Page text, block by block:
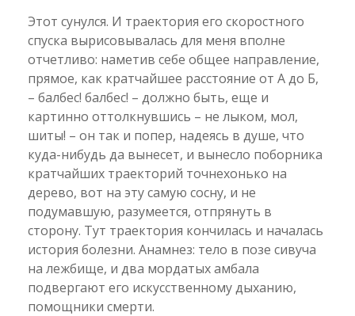
Этот сунулся. И траектория его скоростного
спуска вырисовывалась для меня вполне
отчетливо: наметив себе общее направление,
прямое, как кратчайшее расстояние от А до Б,
– балбес! балбес! – должно быть, еще и
картинно оттолкнувшись – не лыком, мол,
шиты! – он так и попер, надеясь в душе, что
куда-нибудь да вынесет, и вынесло поборника
кратчайших траекторий точнехонько на
дерево, вот на эту самую сосну, и не
подумавшую, разумеется, отпрянуть в
сторону. Тут траектория кончилась и началась
история болезни. Анамнез: тело в позе сивуча
на лежбище, и два мордатых амбала
подвергают его искусственному дыханию,
помощники смерти.